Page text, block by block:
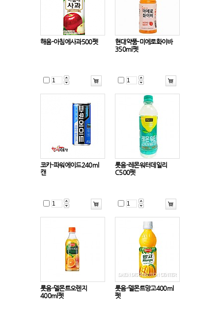
해음-아침에사과500펫
현대약품-미에로화이바
350ml펫
코카-파워에이드240ml
캔
롯음-레몬워터데일리
C500펫
롯음-델몬트오렌지
400ml펫
롯음-델몬트망고400ml
펫